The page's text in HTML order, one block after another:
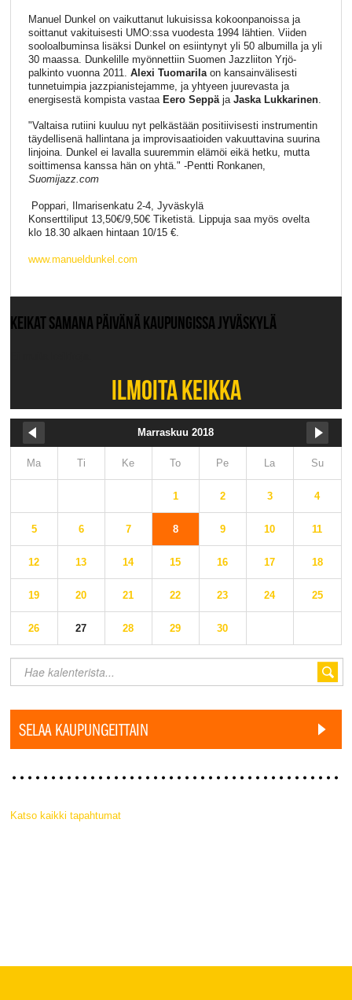
Manuel Dunkel on vaikuttanut lukuisissa kokoonpanoissa ja
soittanut vakituisesti UMO:ssa vuodesta 1994 lähtien. Viiden
sooloalbuminsa lisäksi Dunkel on esiintynyt yli 50 albumilla ja yli
30 maassa. Dunkelille myönnettiin Suomen Jazzliiton Yrjö-
palkinto vuonna 2011. Alexi Tuomarilaon kansainvälisesti
tunnetuimpia jazzpianistejamme, ja yhtyeen juurevasta ja
energisestä kompista vastaa Eero Seppäja Jaska Lukkarinen.
"Valtaisa rutiini kuuluu nyt pelkästään positiivisesti instrumentin
täydellisenä hallintana ja improvisaatioiden vakuuttavina suurina
linjoina. Dunkel ei lavalla suuremmin elämöi eikä hetku, mutta
soittimensa kanssa hän on yhtä." -Pentti Ronkanen,
Suomijazz.com
Poppari, Ilmarisenkatu 2-4, Jyväskylä
Konserttiliput 13,50€/9,50€ Tiketistä. Lippuja saa myös ovelta
klo 18.30 alkaen hintaan 10/15 €.
www.manueldunkel.com
KEIKAT SAMANA PÄIVÄNÄ KAUPUNGISSA JYVÄSKYLÄ
ILMOITA KEIKKA
Marraskuu 2018
Ma Ti Ke To Pe La Su
1 2 3 4
5 6 7 8 9 10 11
12 13 14 15 16 17 18
19 20 21 22 23 24 25
26 27 28 29 30
SELAA KAUPUNGEITTAIN
Katso kaikki tapahtumat